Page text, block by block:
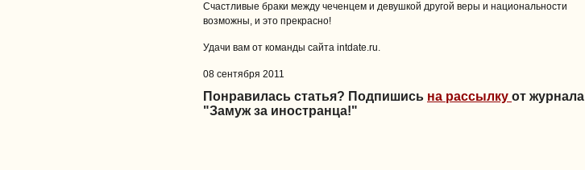
Счастливые браки между чеченцем и девушкой другой веры и национальности
возможны, и это прекрасно!
Удачи вам от команды сайта intdate.ru.
08 сентября 2011
Понравилась статья? Подпишись на рассылку от журнала
"Замуж за иностранца!"